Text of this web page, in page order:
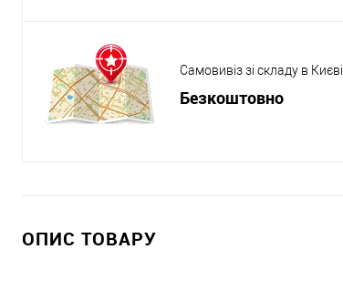
Самовивіз зі складу в Києві
Безкоштовно
ОПИС ТОВАРУ